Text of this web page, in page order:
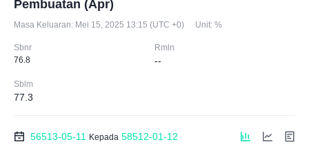
Pembuatan (Apr)
Masa Keluaran: Mei 15, 2025 13:15 (UTC +0) Unit: %
Sbnr
76.8
Rmln
--
Sblm
77.3
56513-05-11 Kepada 58512-01-12